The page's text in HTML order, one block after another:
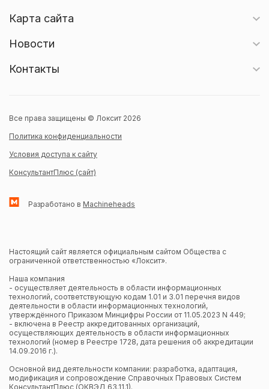
Карта сайта
Новости
Контакты
Все права защищены © Локсит 2026
Политика конфиденциальности
Условия доступа к сайту
КонсультантПлюс (сайт)
Разработано в Machineheads
Настоящий сайт является официальным сайтом Общества с
ограниченной ответственностью «Локсит».
Наша компания
- осуществляет деятельность в области информационных
технологий, соответствующую кодам 1.01 и 3.01 перечня видов
деятельности в области информационных технологий,
утверждённого Приказом Минцифры России от 11.05.2023 N 449;
- включена в Реестр аккредитованных организаций,
осуществляющих деятельность в области информационных
технологий (номер в Реестре 1728, дата решения об аккредитации
14.09.2016 г.).
Основной вид деятельности компании: разработка, адаптация,
модификация и сопровождение Справочных Правовых Систем
КонсультантПлюс (ОКВЭД 63.11.1).